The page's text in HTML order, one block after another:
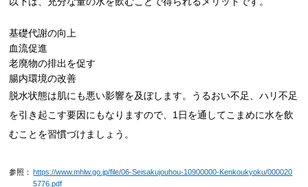
基礎代謝の向上
血流促進
老廃物の排出を促す
腸内環境の改善
脱水状態は肌にも悪い影響を及ぼします。うるおい不足、ハリ不足
を引き起こす要因にもなりますので、1日を通してこまめに水を飲
むことを習慣づけましょう。
参照：
https://www.mhlw.go.jp/file/06-Seisakujouhou-10900000-Kenkoukyoku/000020
5776.pdf